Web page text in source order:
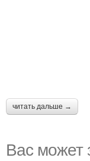
читать дальше →
Вас может